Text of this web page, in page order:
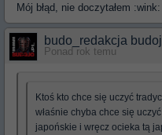
Mój błąd, nie doczytałem :wink:
budo_redakcja
Ponad rok temu
Ktoś kto chce się uczyć
właśnie chyba chce się
japońskie i wręcz ocieka tą